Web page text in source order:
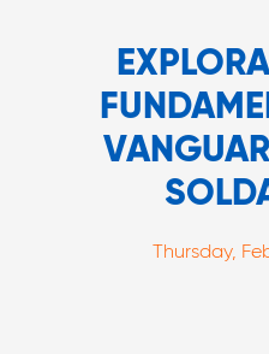
Thursday,